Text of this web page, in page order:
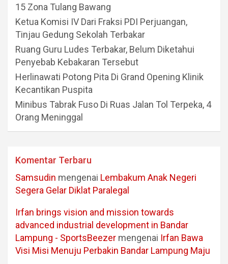
15 Zona Tulang Bawang
Ketua Komisi IV Dari Fraksi PDI Perjuangan,
Tinjau Gedung Sekolah Terbakar
Ruang Guru Ludes Terbakar, Belum Diketahui
Penyebab Kebakaran Tersebut
Herlinawati Potong Pita Di Grand Opening Klinik
Kecantikan Puspita
Minibus Tabrak Fuso Di Ruas Jalan Tol Terpeka, 4
Orang Meninggal
Komentar Terbaru
Samsudin mengenai Lembakum Anak Negeri
Segera Gelar Diklat Paralegal
Irfan brings vision and mission towards
advanced industrial development in Bandar
Lampung - SportsBeezer mengenai Irfan Bawa
Visi Misi Menuju Perbakin Bandar Lampung Maju